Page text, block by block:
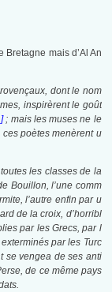
Bretagne mais d’Al An
dont le nom
inspirèrent le goût
; mais les muses ne le
poètes menèrent u
les classes de la
Bouillon, l’une comm
l’autre enfin par u
de la croix, d’horribl
par les Grecs, par l
par les Turc
se vengea de ses anti
de ce même pays